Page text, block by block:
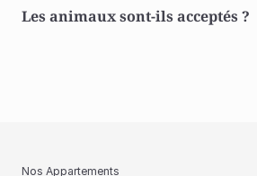
Les animaux sont-ils acceptés ?
Nos Appartements